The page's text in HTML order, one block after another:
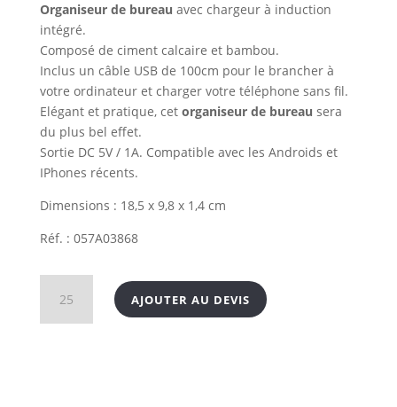
Organiseur de bureau avec chargeur à induction
intégré.
Composé de ciment calcaire et bambou.
Inclus un câble USB de 100cm pour le brancher à
votre ordinateur et charger votre téléphone sans fil.
Elégant et pratique, cet organiseur de bureau sera
du plus bel effet.
Sortie DC 5V / 1A. Compatible avec les Androids et
IPhones récents.
Dimensions : 18,5 x 9,8 x 1,4 cm
Réf. : 057A03868
Organiseur
AJOUTER AU DEVIS